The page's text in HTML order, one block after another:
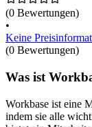
(0 Bewertungen)
•
Keine
(0 Bewertungen)
Was ist
Workbase ist eine
indem sie alle